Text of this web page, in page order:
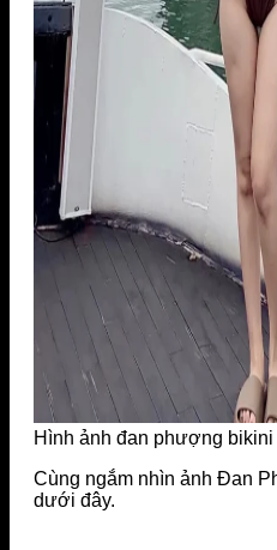
Hình ảnh đan phượng bikini
Cùng ngắm nhìn ảnh Đan
dưới đây.